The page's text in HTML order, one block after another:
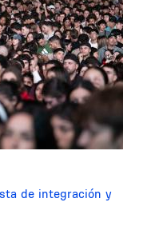
de integración y